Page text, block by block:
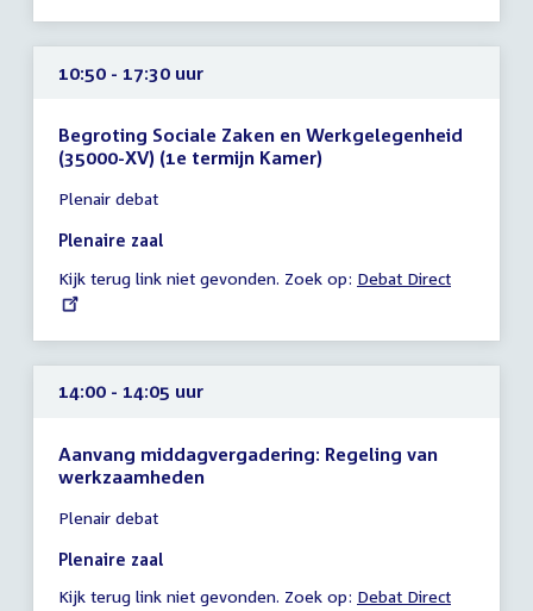
10:50 - 17:30 uur
Begroting Sociale Zaken en Werkgelegenheid
(35000-XV) (1e termijn Kamer)
vergadering
10:50
17:30
uur
Plenair debat
Plenaire zaal
Kijk terug link niet gevonden. Zoek op: External
Debat Direct
14:00 - 14:05 uur
Aanvang middagvergadering: Regeling van
werkzaamheden
vergadering
14:00
14:05
Plenair debat
Plenaire zaal
Kijk terug link niet gevonden. Zoek op: External
Debat Direct